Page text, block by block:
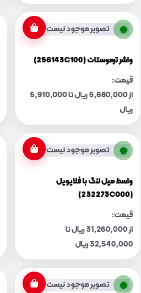
تصویر موجود نیست
واشر ترموستات (256143C100)
قیمت:
از 5,680,000 ریال تا 5,910,000
ریال
تصویر موجود نیست
واسط میل لنگ با فلایویل
(232273C000)
قیمت:
از 31,260,000 ریال تا
32,540,000 ریال
تصویر موجود نیست